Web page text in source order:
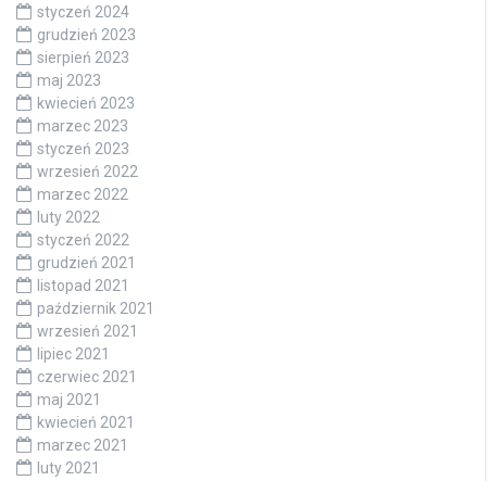
styczeń 2024
grudzień 2023
sierpień 2023
maj 2023
kwiecień 2023
marzec 2023
styczeń 2023
wrzesień 2022
marzec 2022
luty 2022
styczeń 2022
grudzień 2021
listopad 2021
październik 2021
wrzesień 2021
lipiec 2021
czerwiec 2021
maj 2021
kwiecień 2021
marzec 2021
luty 2021